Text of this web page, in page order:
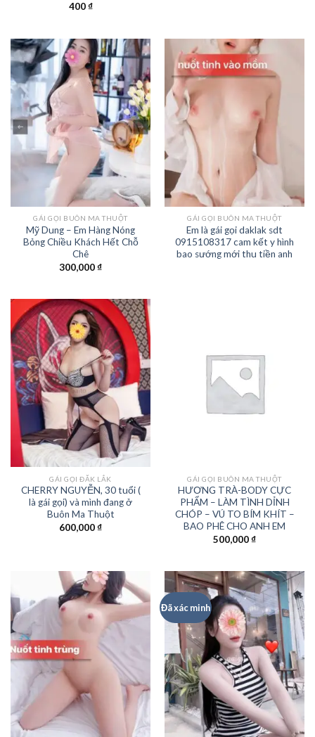
400₫
GÁI GỌI BUÔN MA THUỘT
Mỹ Dung – Em Hàng Nóng
Bỏng Chiều Khách Hết Chỗ
Chê
300,000₫
GÁI GỌI BUÔN MA THUỘT
Em là gái gọi daklak sdt
0915108317 cam kết y hình
bao sướng mới thu tiền anh
GÁI GỌI ĐĂK LẮK
CHERRY NGUYỄN, 30 tuổi (
là gái gọi) và mình đang ở
Buôn Ma Thuột
600,000₫
GÁI GỌI BUÔN MA THUỘT
HƯƠNG TRÀ-BODY CỰC
PHẨM – LÀM TÌNH DỈNH
CHÓP – VÚ TO BÍM KHÍT –
BAO PHÊ CHO ANH EM
500,000₫
Đã xác minh